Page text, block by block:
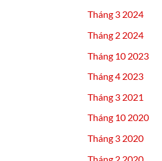
Tháng 3 2024
Tháng 2 2024
Tháng 10 2023
Tháng 4 2023
Tháng 3 2021
Tháng 10 2020
Tháng 3 2020
Tháng 2 2020